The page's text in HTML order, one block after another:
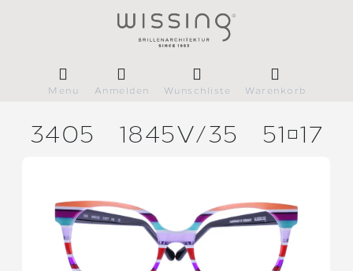
Menü Anmelden Wunschliste Warenkorb
3405 1845V/35 5117